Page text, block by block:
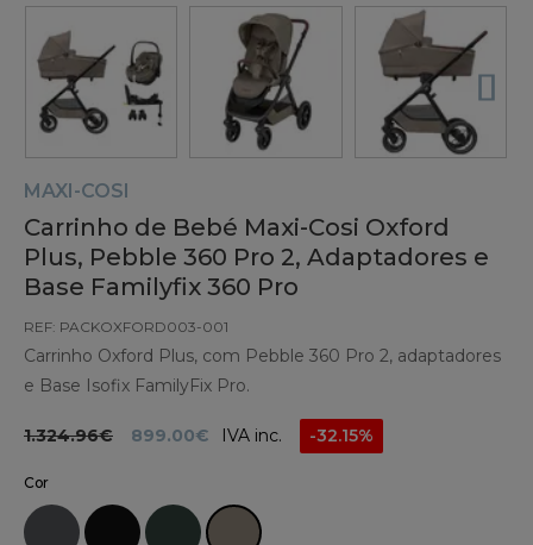
MAXI-COSI
Carrinho de Bebé Maxi-Cosi Oxford
Plus, Pebble 360 Pro 2, Adaptadores e
Base Familyfix 360 Pro
REF: PACKOXFORD003-001
Carrinho Oxford Plus, com Pebble 360 Pro 2, adaptadores
e Base Isofix FamilyFix Pro.
1.324.96€ 899.00€ IVA inc. -32.15%
Cor